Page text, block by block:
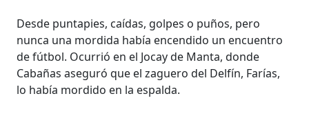
Desde puntapies, caídas, golpes o puños, pero
nunca una mordida había encendido un encuentro
de fútbol. Ocurrió en el Jocay de Manta, donde
Cabañas aseguró que el zaguero del Delfín, Farías,
lo había mordido en la espalda.